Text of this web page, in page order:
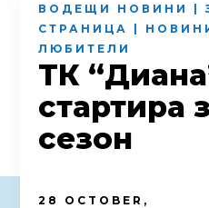
ВОДЕЩИ НОВИНИ |
СТРАНИЦА
ЛЮБИТЕЛИ
ТК
стартира
сезон
28 OCTOBER,